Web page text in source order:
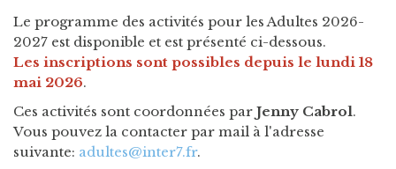
Le programme des activités pour les Adultes 2026-
2027 est disponible et est présenté ci-dessous.
Les inscriptions sont possibles depuis le lundi 18
mai 2026.
Ces activités sont coordonnées par Jenny Cabrol.
Vous pouvez la contacter par mail à l'adresse
suivante: adultes@inter7.fr.